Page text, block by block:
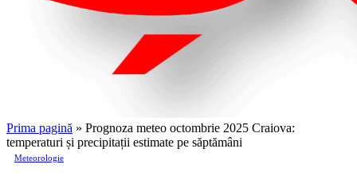
Prima pagină » Prognoza meteo octombrie 2025 Craiova:
temperaturi și precipitații estimate pe săptămâni
Meteorologie